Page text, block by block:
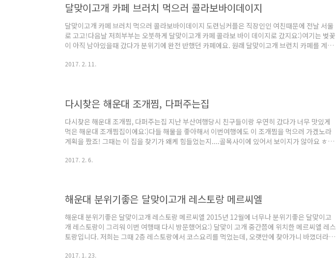
달맞이고개 카페 브러치 먹으러 콜라보바이데이지
달맞이고개 카페 브러치 먹으러 콜라보바이데이지 도련님커플은 직장인인 여친때문에 전날 서울
로 고고!다음날 저희부부는 오붓하게 달맞이고개 카페 콜라보 바이 데이지로 갔지요:)여기는 벚꽃
이 아직 남아있을때 갔다가 분위기에 완전 반했던 카페에요. 원래 달맞이고개 브런치 카페를 계속
충분히 걸어갈만한 거리에요. 초반에 있는 지라..ㅎㅎ 호텔 2층에 위치해 있는 콜라보 카페는 계단
2017. 2. 11.
다시찾은 해운대 조개찜, 다퍼주는집
다시찾은 해운대 조개찜, 다퍼주는집 지난 부산여행당시 친구들이랑 우연히 갔다가 너무 맛있게
먹은 해운대 조개찜집이에요:)다들 해물을 좋아해서 이번여행에도 이 조개찜을 먹으러 가겠노라
계획을 짰죠! 그때는 이 집을 찾기가 왜케 힘들었는지....골목사이에 있어서 보이지가 않아요 ㅎ하
살/김치게살 맛있어서 이것만 계속 먹었어요. 남편은 밥을 먹고 싶다고 해서 저희는 조개찜大 와
2017. 2. 6.
해운대 분위기좋은 달맞이고개 레스토랑 메르씨엘
해운대 분위기좋은 달맞이고개 레스토랑 메르씨엘 2015년 12월에 너무나 분위기좋은 달맞이고
개 레스토랑이 그리워 이번 여행때 다시 방문했어요:) 달맞이 고개 중간쯤에 위치한 메르씨엘 레스
토랑입니다. 저희는 그때 2층 레스토랑에서 코스요리를 먹었는데, 오랫만에 찾아가니 바꼈더라구
했어요.평일 점심시간인데도 생각보다 사람들이 많아서 놀랬다는..ㅎㅎ 창가에 앉고 싶어 잠깐 대
2017. 1. 23.